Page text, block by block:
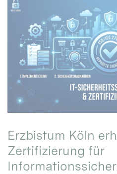
Erzbistum Köln
Zertifizierung für